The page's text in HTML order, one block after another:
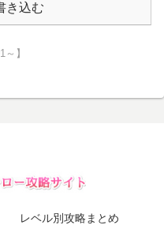
き込む
】
レベル別攻略まとめ